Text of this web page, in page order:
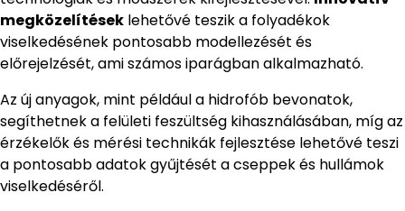
megközelítések lehetővé teszik a folyadékok
viselkedésének pontosabb modellezését és
előrejelzését, ami számos iparágban alkalmazható.
Az új anyagok, mint például a hidrofób bevonatok,
segíthetnek a felületi feszültség kihasználásában, míg az
érzékelők és mérési technikák fejlesztése lehetővé teszi
a pontosabb adatok gyűjtését a cseppek és hullámok
viselkedéséről.